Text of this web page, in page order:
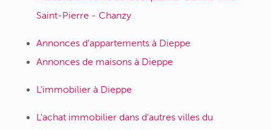
Saint-Pierre - Chanzy
Annonces d'appartements à Dieppe
Annonces de maisons à Dieppe
L'immobilier à Dieppe
L'achat immobilier dans d'autres villes du